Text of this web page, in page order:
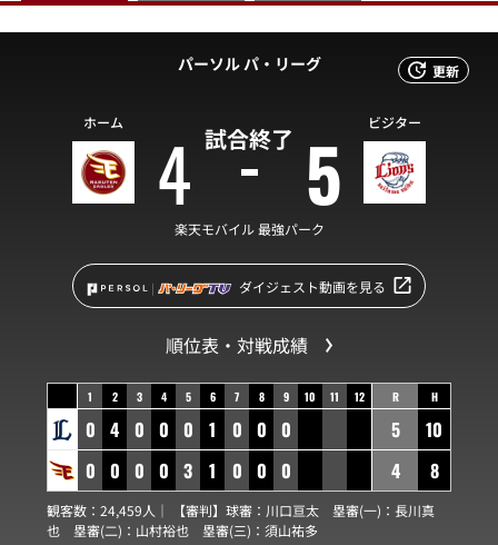
更新
パーソル パ・リーグ
試合終了
ホーム 4 5 ビジター
楽天モバイル 最強パーク
ダイジェスト動画を見る
順位表・対戦成績
1 2 3 4 5 6 7 8 9 10 11 12
0 4 0 0 0 1 0 0 0
0 0 0 0 3 1 0 0 0
R H
5
10
4
8
観客数：24,459人｜ 【審判】球審： 川口亘太 塁審(一)： 長川真
也 塁審(二)： 山村裕也 塁審(三)： 須山祐多